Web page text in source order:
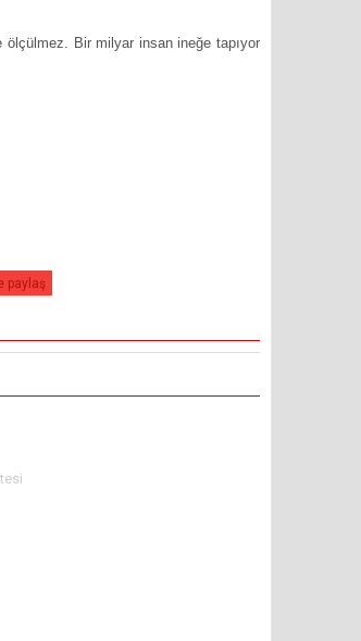
ölçülmez. Bir milyar insan ineğe tapıyor
paylaş